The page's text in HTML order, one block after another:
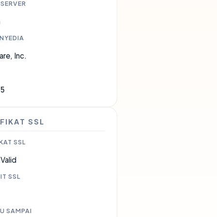
Inc.
SSL
SSL
SSL
SAMPAI